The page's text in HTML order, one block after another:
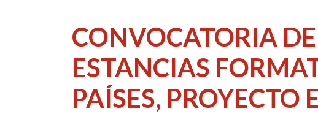
CONVOCATORIA
ESTANCIAS
PAÍSES, PROYECTO